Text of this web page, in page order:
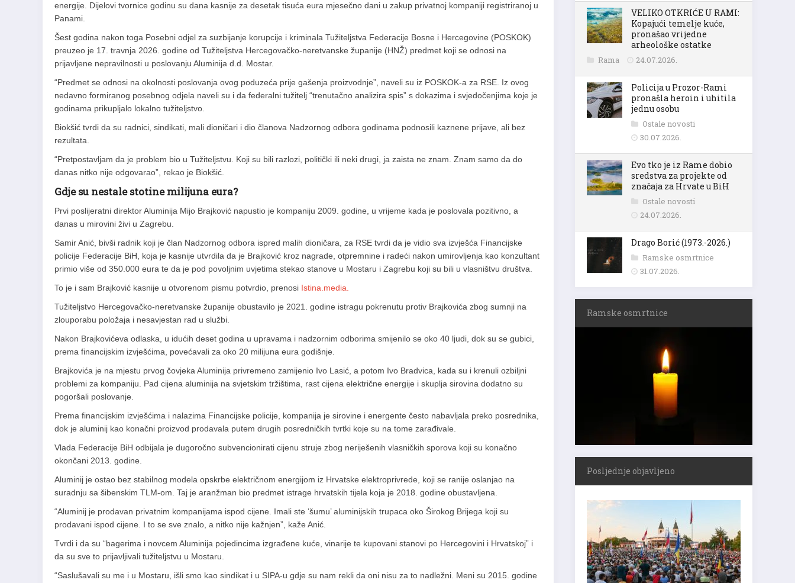
energije. Dijelovi tvornice godinu su dana kasnije za desetak tisuća eura mjesečno dani u zakup privatnoj kompaniji registriranoj u
Panami.
Šest godina nakon toga Posebni odjel za suzbijanje korupcije i kriminala Tužiteljstva Federacije Bosne i Hercegovine (POSKOK)
preuzeo je 17. travnja 2026. godine od Tužiteljstva Hercegovačko-neretvanske županije (HNŽ) predmet koji se odnosi na
prijavljene nepravilnosti u poslovanju Aluminija d.d. Mostar.
“Predmet se odnosi na okolnosti poslovanja ovog poduzeća prije gašenja proizvodnje”, naveli su iz POSKOK-a za RSE. Iz ovog
nedavno formiranog posebnog odjela naveli su i da federalni tužitelj “trenutačno analizira spis” s dokazima i svjedočenjima koje je
godinama prikupljalo lokalno tužiteljstvo.
Biokšić tvrdi da su radnici, sindikati, mali dioničari i dio članova Nadzornog odbora godinama podnosili kaznene prijave, ali bez
rezultata.
“Pretpostavljam da je problem bio u Tužiteljstvu. Koji su bili razlozi, politički ili neki drugi, ja zaista ne znam. Znam samo da do
danas nitko nije odgovarao”, rekao je Biokšić.
Gdje su nestale stotine milijuna eura?
Prvi poslijeratni direktor Aluminija Mijo Brajković napustio je kompaniju 2009. godine, u vrijeme kada je poslovala pozitivno, a
danas u mirovini živi u Zagrebu.
Samir Anić, bivši radnik koji je član Nadzornog odbora ispred malih dioničara, za RSE tvrdi da je vidio sva izvješća Financijske
policije Federacije BiH, koja je kasnije utvrdila da je Brajković kroz nagrade, otpremnine i radeći nakon umirovljenja kao konzultant
primio više od 350.000 eura te da je pod povoljnim uvjetima stekao stanove u Mostaru i Zagrebu koji su bili u vlasništvu društva.
To je i sam Brajković kasnije u otvorenom pismu potvrdio, prenosi Istina.media.
Tužiteljstvo Hercegovačko-neretvanske županije obustavilo je 2021. godine istragu pokrenutu protiv Brajkovića zbog sumnji na
zlouporabu položaja i nesavjestan rad u službi.
Nakon Brajkovićeva odlaska, u idućih deset godina u upravama i nadzornim odborima smijenilo se oko 40 ljudi, dok su se gubici,
prema financijskim izvješćima, povećavali za oko 20 milijuna eura godišnje.
Brajkovića je na mjestu prvog čovjeka Aluminija privremeno zamijenio Ivo Lasić, a potom Ivo Bradvica, kada su i krenuli ozbiljni
problemi za kompaniju. Pad cijena aluminija na svjetskim tržištima, rast cijena električne energije i skuplja sirovina dodatno su
pogoršali poslovanje.
Prema financijskim izvješćima i nalazima Financijske policije, kompanija je sirovine i energente često nabavljala preko posrednika,
dok je aluminij kao konačni proizvod prodavala putem drugih posredničkih tvrtki koje su na tome zarađivale.
Vlada Federacije BiH odbijala je dugoročno subvencionirati cijenu struje zbog neriješenih vlasničkih sporova koji su konačno
okončani 2013. godine.
Aluminij je ostao bez stabilnog modela opskrbe električnom energijom iz Hrvatske elektroprivrede, koji se ranije oslanjao na
suradnju sa šibenskim TLM-om. Taj je aranžman bio predmet istrage hrvatskih tijela koja je 2018. godine obustavljena.
“Aluminij je prodavan privatnim kompanijama ispod cijene. Imali ste ‘šumu’ aluminijskih trupaca oko Širokog Brijega koji su
prodavani ispod cijene. I to se sve znalo, a nitko nije kažnjen”, kaže Anić.
Tvrdi i da su “bagerima i novcem Aluminija pojedincima izgrađene kuće, vinarije te kupovani stanovi po Hercegovini i Hrvatskoj” i
da su sve to prijavljivali tužiteljstvu u Mostaru.
“Saslušavali su me i u Mostaru, išli smo kao sindikat i u SIPA-u gdje su nam rekli da oni nisu za to nadležni. Meni su 2015. godine
VELIKO OTKRIĆE U RAMI:
Kopajući temelje kuće,
pronašao vrijedne
arheološke ostatke
Rama 24.07.2026.
Policija u Prozor-Rami
pronašla heroin i uhitila
jednu osobu
Ostale novosti
30.07.2026.
Evo tko je iz Rame dobio
sredstva za projekte od
značaja za Hrvate u BiH
Ostale novosti
24.07.2026.
Drago Borić (1973.-2026.)
Ramske osmrtnice
31.07.2026.
Ramske osmrtnice
Posljednje objavljeno